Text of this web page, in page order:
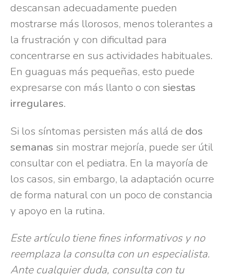
descansan adecuadamente pueden
mostrarse más llorosos, menos tolerantes a
la frustración y con dificultad para
concentrarse en sus actividades habituales.
En guaguas más pequeñas, esto puede
expresarse con más llanto o con siestas
irregulares.
Si los síntomas persisten más allá de dos
semanas sin mostrar mejoría, puede ser útil
consultar con el pediatra. En la mayoría de
los casos, sin embargo, la adaptación ocurre
de forma natural con un poco de constancia
y apoyo en la rutina.
Este artículo tiene fines informativos y no
reemplaza la consulta con un especialista.
Ante cualquier duda, consulta con tu